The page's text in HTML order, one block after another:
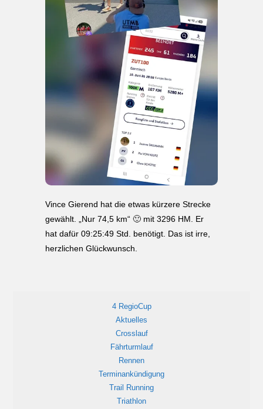
Vince Gierend hat die etwas kürzere Strecke
gewählt. „Nur 74,5 km“ 🙂 mit 3296 HM. Er
hat dafür 09:25:49 Std. benötigt. Das ist irre,
herzlichen Glückwunsch.
4 RegioCup
Aktuelles
Crosslauf
Fährturmlauf
Rennen
Terminankündigung
Trail Running
Triathlon